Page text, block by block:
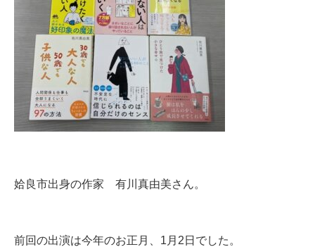
姶良市出身の作家 有川真由美さん。
前回の出演は今年のお正月、1月2日でした。